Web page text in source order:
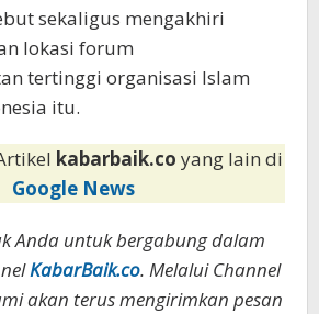
sekaligus mengakhiri
lokasi forum
tertinggi organisasi Islam
itu.
kabarbaik.co yang lain di
Google News
Anda untuk bergabung dalam
KabarBaik.co. Melalui Channel
akan terus mengirimkan pesan